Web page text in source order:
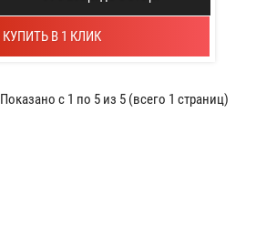
КУПИТЬ В 1 КЛИК
Показано с 1 по 5 из 5 (всего 1 страниц)